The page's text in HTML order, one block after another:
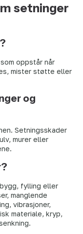
setninger
oppstår når
mister støtte eller
og
Setningsskader
murer eller
fylling eller
manglende
vibrasjoner,
materiale, kryp,